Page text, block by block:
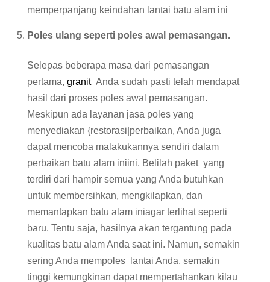
memperpanjang keindahan lantai batu alam ini
Poles ulang seperti poles awal pemasangan.
Selepas beberapa masa dari pemasangan
pertama, granitAnda sudah pasti telah mendapat
hasil dari proses poles awal pemasangan.
Meskipun ada layanan jasa poles yang
menyediakan {restorasi|perbaikan, Anda juga
dapat mencoba malakukannya sendiri dalam
perbaikan batu alam iniini. Belilah paket yang
terdiri dari hampir semua yang Anda butuhkan
untuk membersihkan, mengkilapkan, dan
memantapkan batu alam iniagar terlihat seperti
baru. Tentu saja, hasilnya akan tergantung pada
kualitas batu alam Anda saat ini. Namun, semakin
sering Anda mempoles lantai Anda, semakin
tinggi kemungkinan dapat mempertahankan kilau